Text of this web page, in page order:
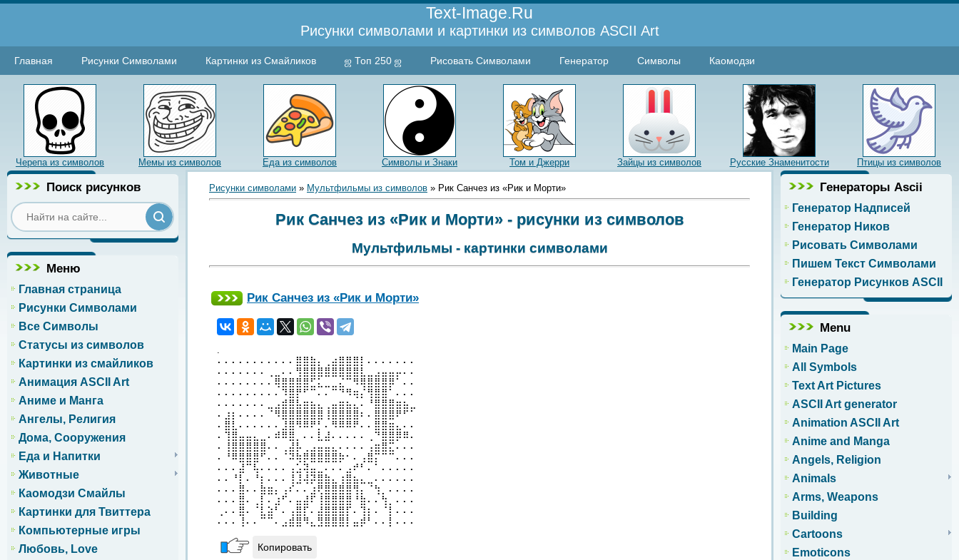
Text-Image.Ru
Рисунки символами и картинки из символов ASCII Art
Главная Рисунки Символами Картинки из Смайликов ஜ Топ 250 ஜ Рисовать Символами Генератор Символы Каомодзи
Черепа из символов Мемы из символов Еда из символов Символы и Знаки Том и Джерри Зайцы из символов Русские Знаменитости Птицы из символов
Поиск рисунков
Меню
Главная страница
Рисунки Символами
Все Символы
Статусы из символов
Картинки из смайликов
Анимация ASCII Art
Аниме и Манга
Ангелы, Религия
Дома, Сооружения
Еда и Напитки
Животные
Каомодзи Смайлы
Картинки для Твиттера
Компьютерные игры
Любовь, Love
Рисунки символами » Мультфильмы из символов » Рик Санчез из «Рик и Морти»
Рик Санчез из «Рик и Морти» - рисунки из символов
Мультфильмы - картинки символами
Рик Санчез из «Рик и Морти»
.
⠄⠄⠄⠄⠄⠄⠄⠄⠄⠄⠄⣿⣿⣷⡄⢀⣴⣿⣿⣿⡇⠄⠄⠄⠄⠄⠄⠄
⠄⠄⠄⠄⠄⠄⠄⢀⣀⠄⠄⢻⣿⣿⣿⣿⣿⣿⣿⣿⣇⣀⣠⣤⣤⡤⠄⠄
⠄⠄⠄⠄⠄⠄⠄⠄⢿⣿⣿⣿⣿⣋⣅⣀⣀⣌⠉⠻⢿⣿⣿⣿⡿⠁⠄⠄
⠄⠄⠄⠄⠄⠄⠄⠄⠄⠹⣿⡟⠋⠉⠄⠄⠉⠙⠻⢶⡌⢻⣿⣿⠁⠄⠄⠄
⠄⠄⠄⠄⠄⠄⠄⣀⣠⣾⣿⣧⣶⣦⣄⢀⣤⣶⣦⣄⠄⠘⣿⣿⣿⣶⣦⣀
⠄⣰⡆⠄⠄⠄⠄⠈⠻⣿⣿⣿⣿⣿⣿⢸⣿⣿⣿⣿⠆⠄⣿⣿⣿⠟⠋⠁
⠄⣿⣇⠄⠄⠄⠄⠄⠄⣸⣿⠻⠿⠟⡃⠄⠻⠿⠿⠟⠄⠄⣿⣿⣶⣄⠄⠄
⠄⢹⣿⣤⣤⣄⣀⠄⠾⠿⣿⡀⠄⠄⣇⣼⠄⠄⠄⠄⠄⢀⠙⣿⣿⡿⠿⠄
⠄⢸⣿⣿⣿⣿⣿⠄⠄⢀⣼⡧⢀⣠⣤⣤⣄⠄⠄⠄⠄⢠⣶⣿⣍⠄⠄⠄
⠄⠘⠿⣿⣿⣿⠋⠄⠄⠈⠽⢷⡿⣿⣿⣿⣿⡷⠂⠄⢠⣿⡍⠉⠉⠄⠄⠄
⠄⠄⠄⣼⠉⢧⠄⠄⠄⠄⢠⣡⢽⣤⣀⠄⠄⠄⣠⠞⠃⠄⠁⠄⠄⠄⠄⠄
⠄⠄⠘⡇⠄⠘⡆⠄⠄⠄⢸⣸⢼⡽⣿⣷⣄⢰⣿⣦⣄⣀⠄⠄⠄⠄⠄⠄
⠄⠄⠄⣿⠄⠄⣷⣶⡄⢠⠎⠄⠄⣰⢟⣿⣿⣿⣿⢻⡄⠈⢳⡀⠄⠄⠄⠄
⠄⠄⠄⣿⠄⢀⡇⠄⣰⠋⠄⣤⣼⠏⢸⣿⣿⣿⣿⠘⣷⠄⠄⢳⡀⠄⠄⠄
⢀⠄⠄⣿⠄⠈⣇⣵⠃⠄⢠⣿⡏⠄⣼⣿⣿⣿⡏⠄⢹⡆⠄⠈⡇⠄⠄⠄
⠄⠄⠄⢸⠄⠄⠉⠉⠄⣠⣾⣿⠻⣄⣻⣿⣿⣿⡇⣤⡾⠃⠄⠄⡇⠄⠄⠄
Копировать
Генераторы Ascii
Генератор Надписей
Генератор Ников
Рисовать Символами
Пишем Текст Символами
Генератор Рисунков ASCII
Menu
Main Page
All Symbols
Text Art Pictures
ASCII Art generator
Animation ASCII Art
Anime and Manga
Angels, Religion
Animals
Arms, Weapons
Building
Cartoons
Emoticons